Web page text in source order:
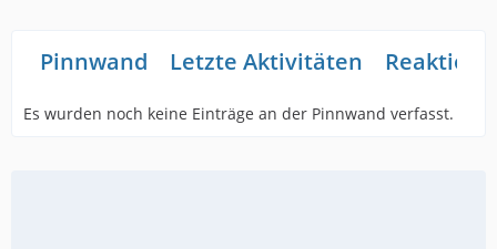
Pinnwand Letzte Aktivitäten
Es wurden noch keine Einträge an der Pinnwand verfasst.